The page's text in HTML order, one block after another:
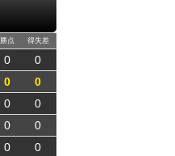
勝点 得失差
0 0
0 0
0 0
0 0
0 0